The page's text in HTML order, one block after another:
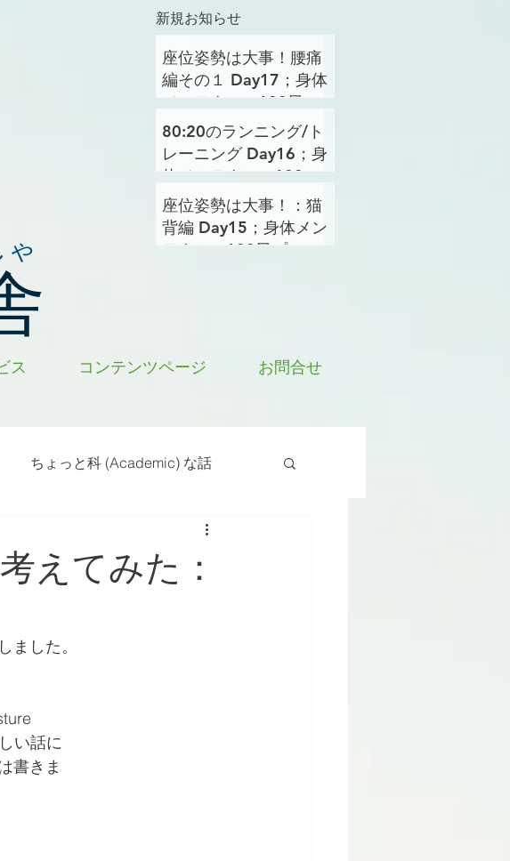
新規お知らせ
座位姿勢は大事！腰痛
編その１ Day17；身体
メンテナンス100日プ
ロジェクト
80:20のランニング/ト
レーニング Day16；身
体メンテナンス100日
プロジェクト
座位姿勢は大事！：猫
背編 Day15；身体メン
テナンス100日プロジ
ス コンテンツページ お問合せ
ちょっと科 (Academic) な話
えてみた：
した。
い話に
書きま